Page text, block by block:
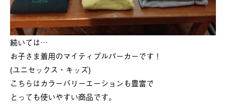
続いては…
お子さま着用のマイティプルパーカーです！
(ユニセックス・キッズ)
こちらはカラーバリーエーションも豊富で
とっても使いやすい商品です。